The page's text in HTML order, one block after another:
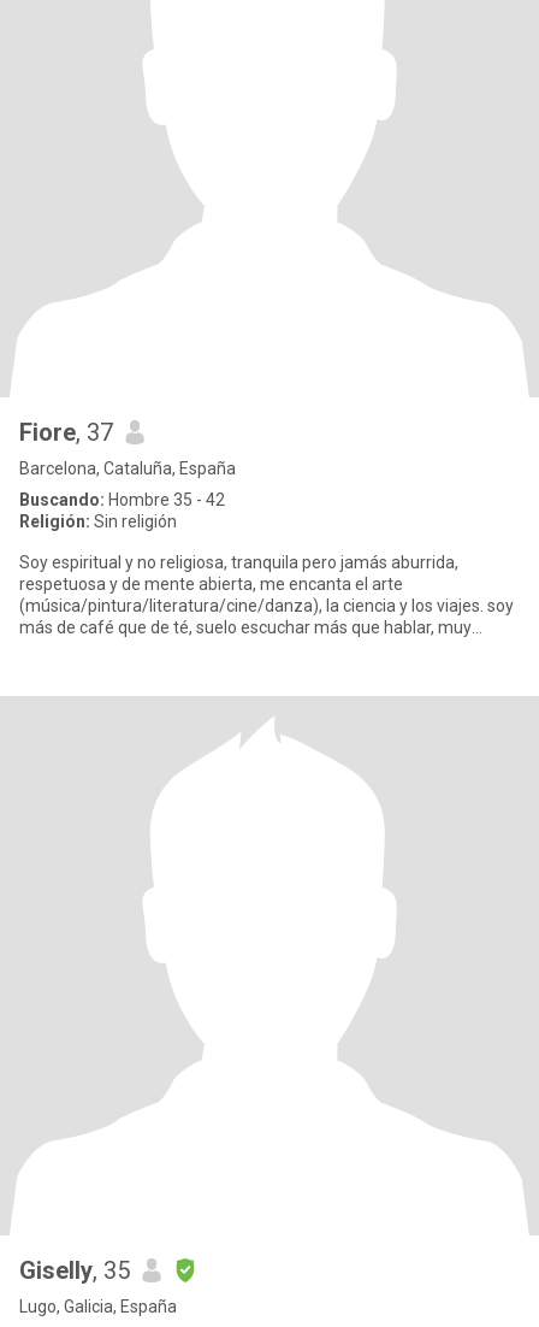
Fiore, 37
Barcelona, Cataluña, España
Buscando: Hombre 35 - 42
Religión: Sin religión
Soy espiritual y no religiosa, tranquila pero jamás aburrida,
respetuosa y de mente abierta, me encanta el arte
(música/pintura/literatura/cine/danza), la ciencia y los viajes. soy
más de café que de té, suelo escuchar más que hablar, muy
Giselly, 35
Lugo, Galicia, España